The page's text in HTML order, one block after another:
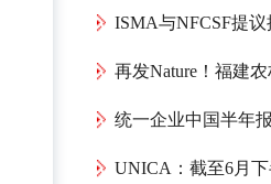
统一企业中国半年